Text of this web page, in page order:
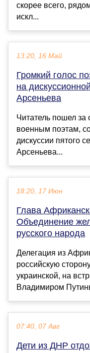
скорее всего,
искл...
13:20, 16 Май
Громкий голос
на
Арсеньева
Читатель пошел за
военным поэтам,
дискуссии пятого
Арсеньева...
18:20, 17 Июн
Глава
Объединение
русского народа
Делегация из
российскую
украинской, на
Владимиром
07:40, 07 Авг
Дети из ДНР